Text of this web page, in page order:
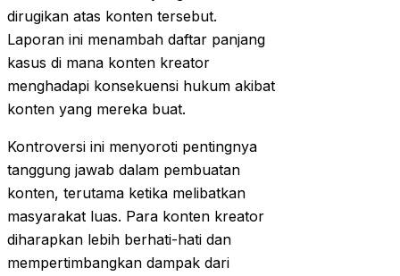
dirugikan atas konten tersebut.
Laporan ini menambah daftar panjang
kasus di mana konten kreator
menghadapi konsekuensi hukum akibat
konten yang mereka buat.
Kontroversi ini menyoroti pentingnya
tanggung jawab dalam pembuatan
konten, terutama ketika melibatkan
masyarakat luas. Para konten kreator
diharapkan lebih berhati-hati dan
mempertimbangkan dampak dari